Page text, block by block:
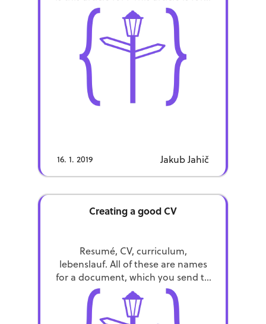
student who is looking for a part
time […]
16. 1. 2019 Jakub Jahič
Creating a good CV
Resumé, CV, curriculum,
lebenslauf. All of these are names
for a document, which you send to
a company when you are applying
for a job there. But you probably
know […]
občas ta potešíme aj nejakou tou
programátorskou radou.
Poskytnutím emailu súhlasíš s jeho
spracovaním v súlade s
GDPR.
Street of Code
a tvoríme kurzy,
podcast, videá a články najmä pre